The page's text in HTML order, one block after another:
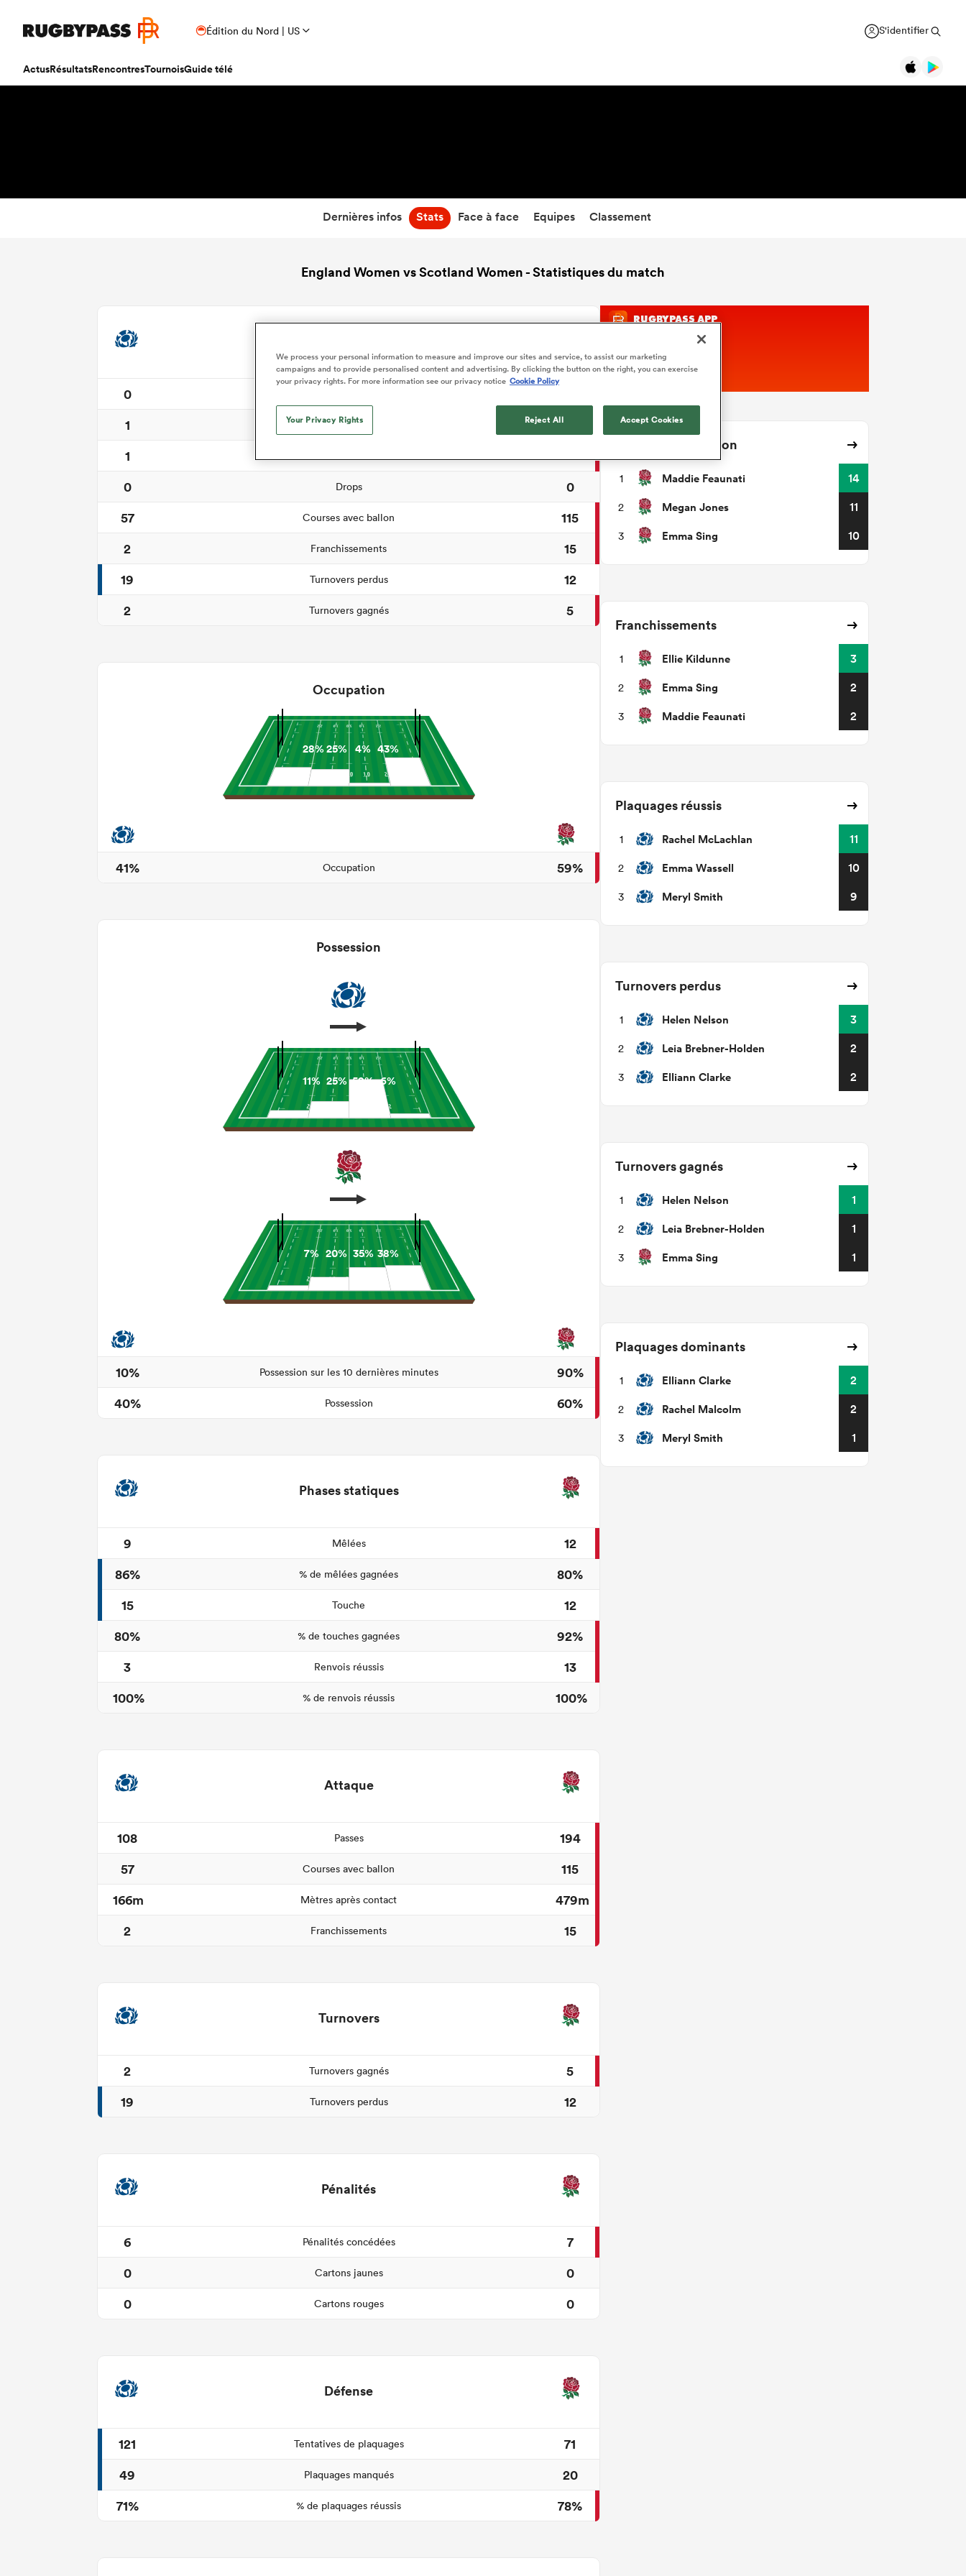
Édition du Nord | US S'identifier
ActusRésultatsRencontresTournoisGuide télé
Dernières infos Stats Face à face Equipes Classement
England Women vs Scotland Women - Statistiques du match
Courses avec ballon
1 Maddie Feaunati 14
2 Megan Jones 11
3 Emma Sing 10
Franchissements
1 Ellie Kildunne 3
2 Emma Sing 2
3 Maddie Feaunati 2
Plaquages réussis
1 Rachel McLachlan 11
2 Emma Wassell 10
3 Meryl Smith 9
Turnovers perdus
1 Helen Nelson 3
2 Leia Brebner-Holden 2
3 Elliann Clarke 2
Turnovers gagnés
1 Helen Nelson 1
2 Leia Brebner-Holden 1
3 Emma Sing 1
Plaquages dominants
1 Elliann Clarke 2
2 Rachel Malcolm 2
3 Meryl Smith 1
0
1
Essais
1
12
0
Drops
0
57
Courses avec ballon
115
2
Franchissements
15
19
Turnovers perdus
12
2
Turnovers gagnés 5
Occupation
28%25% 4% 43%
41% Occupation 59%
Possession
11% 25% 59% 6%
7% 20% 35% 38%
10% Possession sur les 10 dernières minutes
90%
40%
Possession 60%
Phases statiques
9 Mêlées
12
86%
% de mêlées gagnées
80%
15
Touche
12
80%
% de touches gagnées
92%
3
Renvois réussis
13
100%
% de renvois réussis 100%
Attaque
108 Passes
194
57
Courses avec ballon
115
166m
Mètres après contact
479m
2
Franchissements 15
Turnovers
2 Turnovers gagnés
5
19
Turnovers perdus 12
Pénalités
6 Pénalités concédées
7
0
Cartons jaunes
0
0
Cartons rouges 0
Défense
121 Tentatives de plaquages
71
49
Plaquages manqués
20
71%
% de plaquages réussis 78%
We process your personal information to measure and improve our sites and service, to assist our marketing
campaigns and to provide personalised content and advertising. By clicking the button on the right, you can exercise
your privacy rights. For more information see our privacy notice Cookie Policy
Your Privacy Rights Reject All Accept Cookies